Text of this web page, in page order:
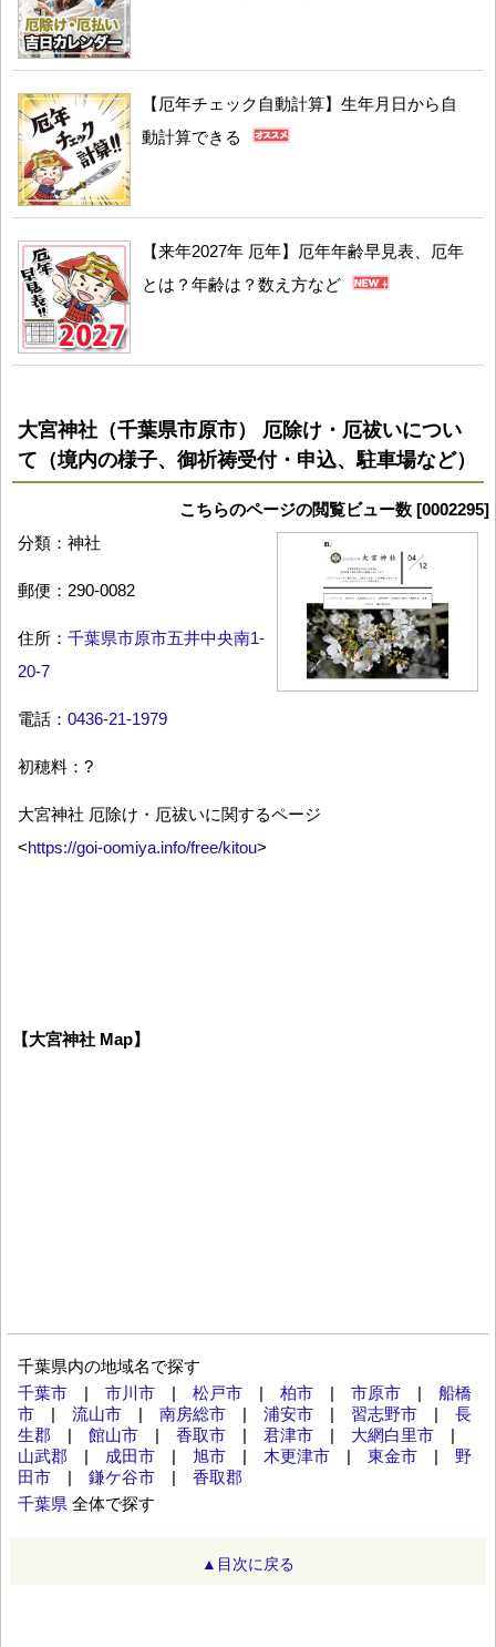
【厄年チェック自動計算】生年月日から自
動計算できる
【来年2027年 厄年】厄年年齢早見表、厄年
とは？年齢は？数え方など
大宮神社（千葉県市原市） 厄除け・厄祓いについ
て（境内の様子、御祈祷受付・申込、駐車場など）
こちらのページの閲覧ビュー数 [0002295]
分類：神社
郵便：290-0082
住所： 千葉県市原市五井中央南1-
20-7
電話： 0436-21-1979
初穂料：?
大宮神社 厄除け・厄祓いに関するページ
<https://goi-oomiya.info/free/kitou>
【大宮神社 Map】
千葉県内の地域名で探す
千葉市
市川市 松戸市 柏市 市原市
船橋
市
流山市 南房総市 浦安市 習志野市
長
生郡
館山市 香取市 君津市 大網白里市
山武郡
成田市 旭市 木更津市 東金市
野
田市
鎌ケ谷市
香取郡
千葉県 全体で探す
▲目次に戻る